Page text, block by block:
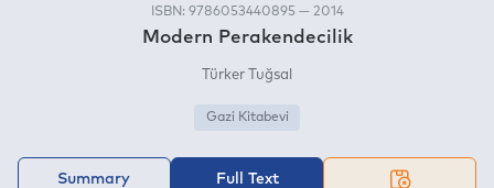
ISBN: 9786053440895 — 2014
Modern Perakendecilik
Türker Tuğsal
Gazi Kitabevi
Summary Full Text